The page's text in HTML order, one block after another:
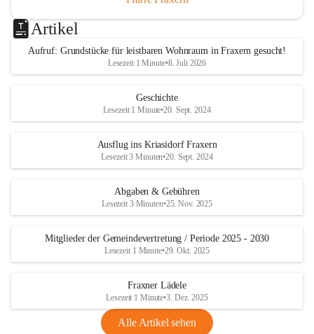
Artikel
Aufruf: Grundstücke für leistbaren Wohnraum in Fraxern gesucht!
Lesezeit 1 Minute•8. Juli 2026
Geschichte
Lesezeit 1 Minute•20. Sept. 2024
Ausflug ins Kriasidorf Fraxern
Lesezeit 3 Minuten•20. Sept. 2024
Abgaben & Gebühren
Lesezeit 3 Minuten•25. Nov. 2025
Mitglieder der Gemeindevertretung / Periode 2025 - 2030
Lesezeit 1 Minute•29. Okt. 2025
Fraxner Lädele
Lesezeit 1 Minute•3. Dez. 2025
Alle Artikel sehen